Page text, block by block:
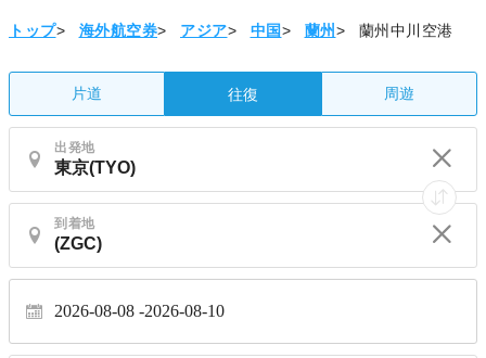
トップ> 海外航空券> アジア> 中国> 蘭州> 蘭州中川空港
片道 往復 周遊
出発地
到着地
2026-08-08 2026-08-10